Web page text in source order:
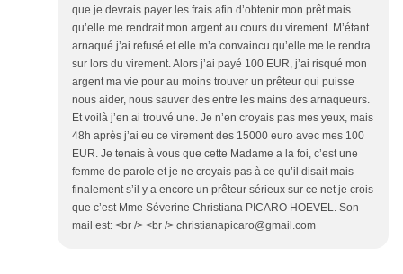
que je devrais payer les frais afin d’obtenir mon prêt mais
qu’elle me rendrait mon argent au cours du virement. M’étant
arnaqué j’ai refusé et elle m’a convaincu qu’elle me le rendra
sur lors du virement. Alors j’ai payé 100 EUR, j’ai risqué mon
argent ma vie pour au moins trouver un prêteur qui puisse
nous aider, nous sauver des entre les mains des arnaqueurs.
Et voilà j’en ai trouvé une. Je n’en croyais pas mes yeux, mais
48h après j’ai eu ce virement des 15000 euro avec mes 100
EUR. Je tenais à vous que cette Madame a la foi, c’est une
femme de parole et je ne croyais pas à ce qu’il disait mais
finalement s’il y a encore un prêteur sérieux sur ce net je crois
que c’est Mme Séverine Christiana PICARO HOEVEL. Son
mail est: <br /> <br /> christianapicaro@gmail.com